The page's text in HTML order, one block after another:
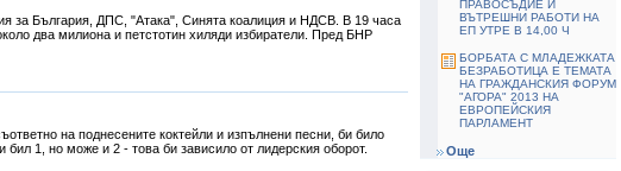
България, ДПС, "Атака", Синята коалиция и НДСВ. В 19 часа
два милиона и петстотин хиляди избиратели. Пред БНР
на поднесените коктейли и изпълнени песни, би било
1, но може и 2 - това би зависило от лидерския оборот.
ПРАВОСЪДИЕ И
ВЪТРЕШНИ РАБОТИ НА
ЕП УТРЕ В 14,00 Ч
БОРБАТА С МЛАДЕЖКАТА
БЕЗРАБОТИЦА Е ТЕМАТА
НА ГРАЖДАНСКИЯ ФОРУМ
"АГОРА" 2013 НА
ЕВРОПЕЙСКИЯ
ПАРЛАМЕНТ
Още